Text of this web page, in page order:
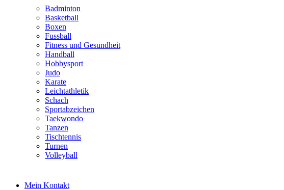
Badminton
Basketball
Boxen
Fussball
Fitness und Gesundheit
Handball
Hobbysport
Judo
Karate
Leichtathletik
Schach
Sportabzeichen
Taekwondo
Tanzen
Tischtennis
Turnen
Volleyball
Mein Kontakt